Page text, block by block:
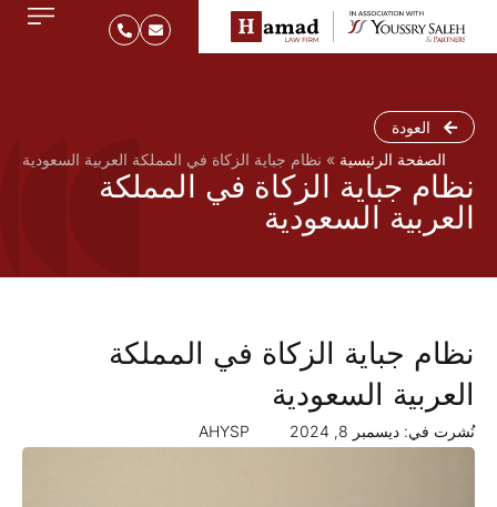
الصفحة الرئيسية » نظام جباية الزكاة في المملكة العربية السعودية
نظام جباية الزكاة في المملكة
العربية السعودية
نظام جباية الزكاة في المملكة
العربية السعودية
نُشرت في: ديسمبر 8, 2024 AHYSP